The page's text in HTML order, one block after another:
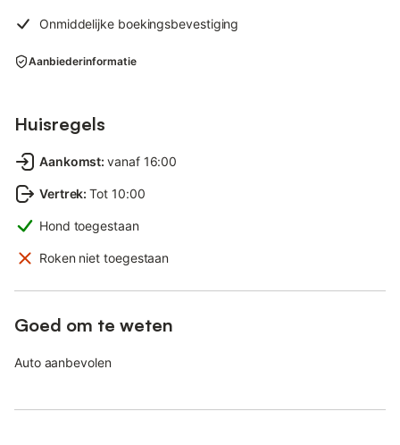
Onmiddelijke boekingsbevestiging
Aanbiederinformatie
Huisregels
Aankomst: vanaf 16:00
Vertrek: Tot 10:00
Hond toegestaan
Roken niet toegestaan
Goed om te weten
Auto aanbevolen